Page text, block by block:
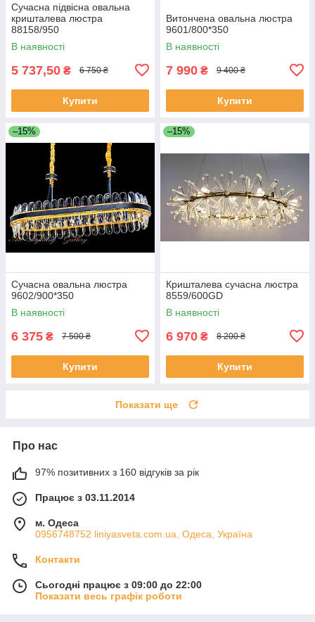
Сучасна підвісна овальна
кришталева люстра
88158/950
В наявності
5 737,50 ₴ 6 750 ₴
Купити
Витончена овальна люстра
9601/800*350
В наявності
7 990 ₴ 9 400 ₴
Купити
–15%
Сучасна овальна люстра
9602/900*350
В наявності
6 375 ₴ 7 500 ₴
Купити
–15%
Кришталева сучасна люстра
8559/600GD
В наявності
6 970 ₴ 8 200 ₴
Купити
Показати ще
Про нас
97% позитивних з 160 відгуків за рік
Працює з 03.11.2014
м. Одеса
0956748752 liniyasveta.com.ua, Одеса, Україна
Контакти
Сьогодні працює з 09:00 до 22:00
Показати весь графік роботи